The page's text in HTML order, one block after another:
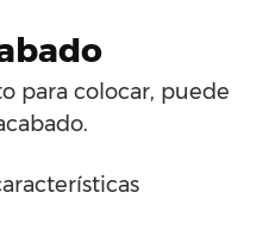
para colocar, puede